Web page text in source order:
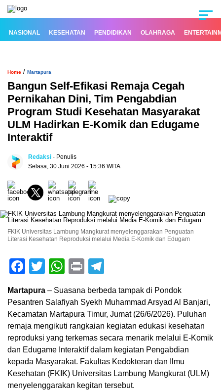
NASIONAL KESEHATAN PENDIDIKAN OLAHRAGA
Home / Martapura
Bangun Self-Efikasi Remaja Cegah
Pernikahan Dini, Tim Pengabdian
Program Studi Kesehatan Masyarakat
ULM Hadirkan E-Komik dan Edugame
Interaktif
Redaksi - Penulis
Selasa, 30 Juni 2026 - 15:36 WITA
FKIK Universitas Lambung Mangkurat menyelenggarakan Penguatan
Literasi Kesehatan Reproduksi melalui Media E-Komik dan Edugam
Facebook
TwitterWhatsApp
Print
Martapura – Suasana berbeda tampak di Pondok
Pesantren Salafiyah Syekh Muhammad Arsyad Al Banjari,
Kecamatan Martapura Timur, Jumat (26/6/2026). Puluhan
remaja mengikuti rangkaian kegiatan edukasi kesehatan
reproduksi yang terkemas secara menarik melalui E-Komik
dan Edugame Interaktif dalam kegiatan Pengabdian
kepada Masyarakat. Fakultas Kedokteran dan Ilmu
Kesehatan (FKIK) Universitas Lambung Mangkurat (ULM)
menyelenggarakan kegitan tersebut.